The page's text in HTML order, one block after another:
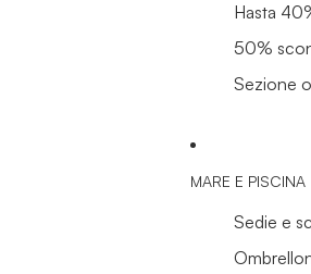
Hasta
50%
Sezione
MARE E PISCINA
Sedie e